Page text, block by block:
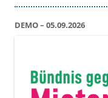
DEMO – 05.09.2026